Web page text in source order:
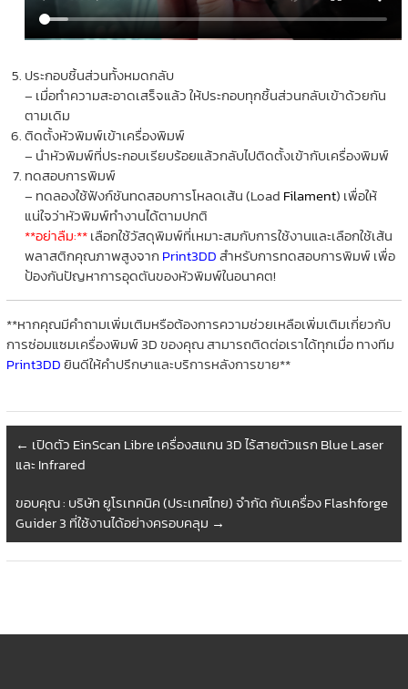
ประกอบชิ้นส่วนทั้งหมดกลับ
– เมื่อทำความสะอาดเสร็จแล้ว ให้ประกอบทุกชิ้นส่วนกลับเข้าด้วยกัน
ตามเดิม
ติดตั้งหัวพิมพ์เข้าเครื่องพิมพ์
– นำหัวพิมพ์ที่ประกอบเรียบร้อยแล้วกลับไปติดตั้งเข้ากับเครื่องพิมพ์
ทดสอบการพิมพ์
– ทดลองใช้ฟังก์ชันทดสอบการโหลดเส้น (Load Filament) เพื่อให้
แน่ใจว่าหัวพิมพ์ทำงานได้ตามปกติ
**อย่าลืม:**เลือกใช้วัสดุพิมพ์ที่เหมาะสมกับการใช้งานและเลือกใช้เส้น
พลาสติกคุณภาพสูงจาก Print3DDสำหรับการทดสอบการพิมพ์ เพื่อ
ป้องกันปัญหาการอุดตันของหัวพิมพ์ในอนาคต!
**หากคุณมีคำถามเพิ่มเติมหรือต้องการความช่วยเหลือเพิ่มเติมเกี่ยวกับ
การซ่อมแซมเครื่องพิมพ์ 3D ของคุณ สามารถติดต่อเราได้ทุกเมื่อ ทางทีม
Print3DDยินดีให้คำปรึกษาและบริการหลังการขาย**
← เปิดตัว EinScan Libre เครื่องสแกน 3D ไร้สายตัวแรก Blue Laser
และ Infrared
ขอบคุณ : บริษัท ยูโรเทคนิค (ประเทศไทย) จำกัด กับเครื่อง Flashforge
Guider 3 ที่ใช้งานได้อย่างครอบคลุม →